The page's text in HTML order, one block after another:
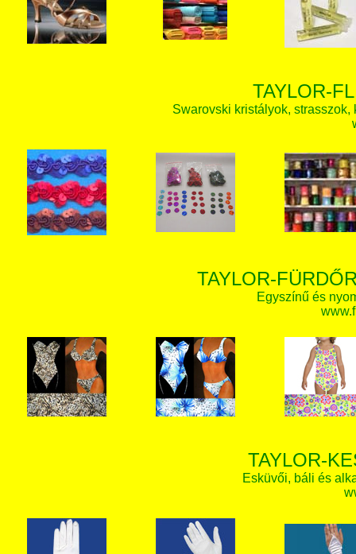
TAYLOR-
Swarovski kristályok,
TAYLOR-
Egyszínű és
TAYLOR-
Esküvői, báli és